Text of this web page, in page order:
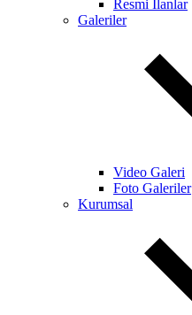
Resmi İlanlar
Galeriler
Video Galeri
Foto Galeriler
Kurumsal